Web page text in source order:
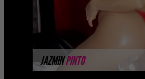
JAZMINPINTO
MÁS INFORMACIÓN